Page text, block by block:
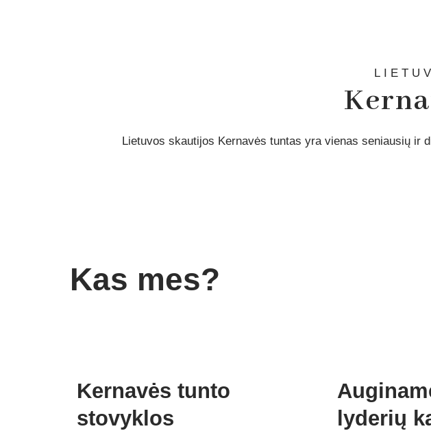
Lietuvos skautijos Kernavės tuntas yra vienas seniausių ir
Kas mes?
Kernavės tunto
stovyklos
lyderių